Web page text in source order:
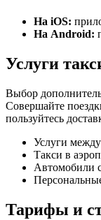
На iOS:
На Android:
Услуги
Выбор
Совершайте
пользуйтесь
Услуги
Такси в
Автомобили
Тарифы и